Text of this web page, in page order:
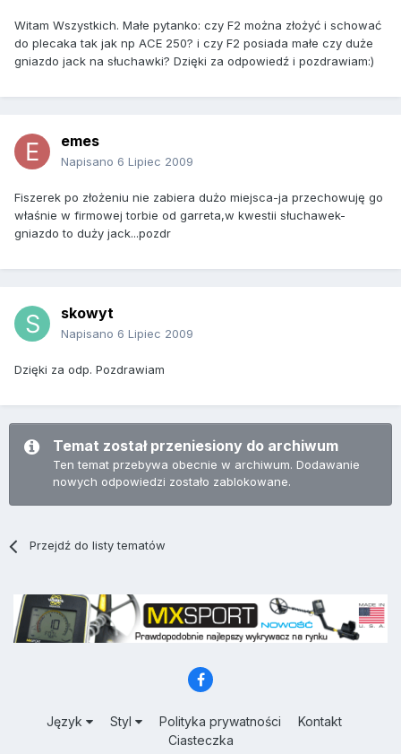
Witam Wszystkich. Małe pytanko: czy F2 można złożyć i schować
do plecaka tak jak np ACE 250? i czy F2 posiada małe czy duże
gniazdo jack na słuchawki? Dzięki za odpowiedź i pozdrawiam:)
emes
Napisano 6 Lipiec 2009
Fiszerek po złożeniu nie zabiera dużo miejsca-ja przechowuję go
właśnie w firmowej torbie od garreta,w kwestii słuchawek-
gniazdo to duży jack...pozdr
skowyt
Napisano 6 Lipiec 2009
Dzięki za odp. Pozdrawiam
Temat został przeniesiony do archiwum
Ten temat przebywa obecnie w archiwum. Dodawanie
nowych odpowiedzi zostało zablokowane.
Przejdź do listy tematów
Język Styl Polityka prywatności
Kontakt
Ciasteczka